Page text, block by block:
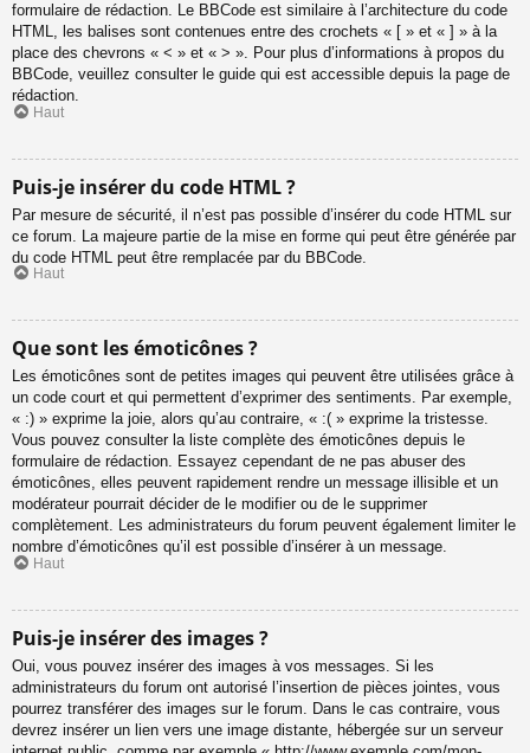
formulaire de rédaction. Le BBCode est similaire à l’architecture du code
HTML, les balises sont contenues entre des crochets « [ » et « ] » à la
place des chevrons « < » et « > ». Pour plus d’informations à propos du
BBCode, veuillez consulter le guide qui est accessible depuis la page de
rédaction.
Haut
Puis-je insérer du code HTML ?
Par mesure de sécurité, il n’est pas possible d’insérer du code HTML sur
ce forum. La majeure partie de la mise en forme qui peut être générée par
du code HTML peut être remplacée par du BBCode.
Haut
Que sont les émoticônes ?
Les émoticônes sont de petites images qui peuvent être utilisées grâce à
un code court et qui permettent d’exprimer des sentiments. Par exemple,
« :) » exprime la joie, alors qu’au contraire, « :( » exprime la tristesse.
Vous pouvez consulter la liste complète des émoticônes depuis le
formulaire de rédaction. Essayez cependant de ne pas abuser des
émoticônes, elles peuvent rapidement rendre un message illisible et un
modérateur pourrait décider de le modifier ou de le supprimer
complètement. Les administrateurs du forum peuvent également limiter le
nombre d’émoticônes qu’il est possible d’insérer à un message.
Haut
Puis-je insérer des images ?
Oui, vous pouvez insérer des images à vos messages. Si les
administrateurs du forum ont autorisé l’insertion de pièces jointes, vous
pourrez transférer des images sur le forum. Dans le cas contraire, vous
devrez insérer un lien vers une image distante, hébergée sur un serveur